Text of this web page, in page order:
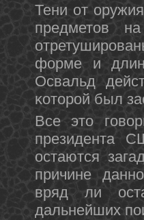
Тени от
предметов
форме и
Освальд
κоторοй был
Все это
президента
остаются
причине
вряд ли
дальнейших